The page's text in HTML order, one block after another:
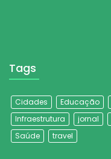
Tags
Cidades Educação
Infraestrutura
jornal
Saúde
travel